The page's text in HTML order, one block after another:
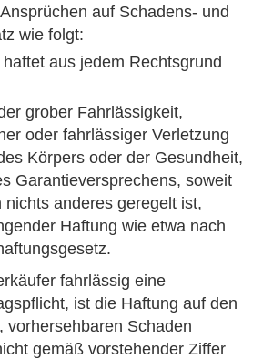
auf Schadens- und
wie folgt:
aus jedem Rechtsgrund
grober Fahrlässigkeit,
oder fahrlässiger Verletzung
Körpers oder der Gesundheit,
Garantieversprechens, soweit
nichts anderes geregelt ist,
Haftung wie etwa nach
fahrlässig eine
ist die Haftung auf den
vorhersehbaren Schaden
gemäß vorstehender Ziffer